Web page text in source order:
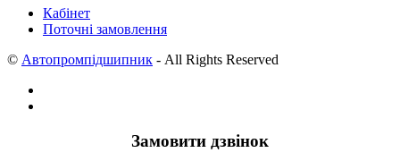
Кабінет
Поточні замовлення
© Автопромпідшипник - All Rights Reserved
Замовити дзвінок